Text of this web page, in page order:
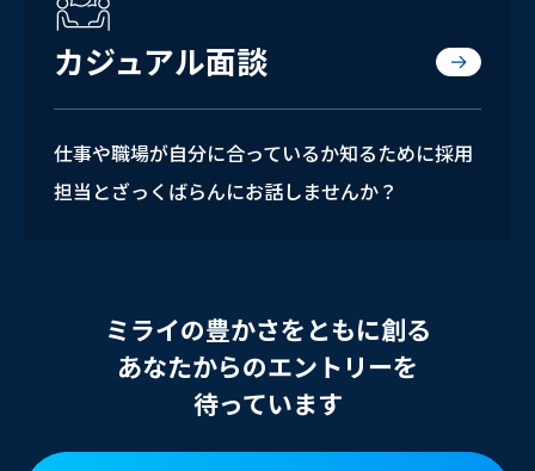
カジュアル面談
仕事や職場が自分に合っているか知るために採用
担当とざっくばらんにお話しませんか？
ミライの豊かさをともに創る
あなたからのエントリーを
待っています